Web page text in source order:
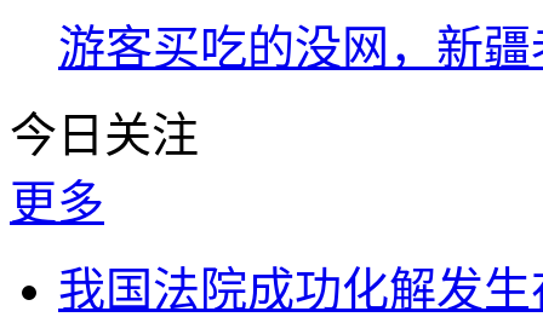
游客买吃的没网，新
今日关注
更多
我国法院成功化解发